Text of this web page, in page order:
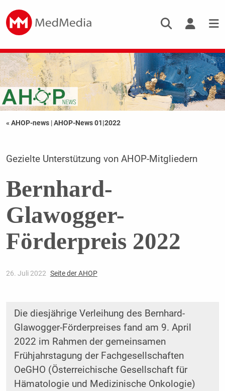
« AHOP-news |AHOP-News 01|2022
Gezielte Unterstützung von AHOP-Mitgliedern
Bernhard-
Glawogger-
Förderpreis 2022
26. Juli 2022 Seite der AHOP
Die diesjährige Verleihung des Bernhard-
Glawogger-Förderpreises fand am 9. April
2022 im Rahmen der gemeinsamen
Frühjahrstagung der Fachgesellschaften
OeGHO (Österreichische Gesellschaft für
Hämatologie und Medizinische Onkologie)